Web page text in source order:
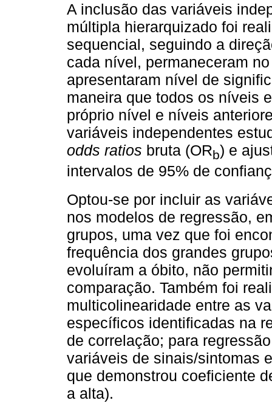
A inclusão das variáveis
múltipla hierarquizado foi
sequencial, seguindo a
cada nível, permaneceram
apresentaram nível de
maneira que todos os níveis
próprio nível e níveis
variáveis independentes
odds ratios bruta (ORb) e
intervalos de 95% de
Optou-se por incluir as
nos modelos de regressão,
grupos, uma vez que foi
frequência dos grandes
evoluíram a óbito, não
comparação. Também foi
multicolinearidade entre as
específicos identificadas na
de correlação; para
variáveis de sinais/sintomas
que demonstrou coeficiente
a alta).